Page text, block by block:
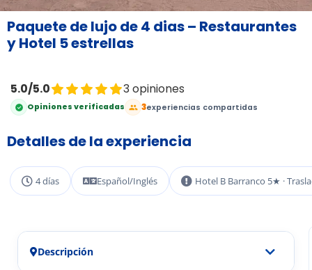
Paquete de lujo de 4 dias – Restaurantes
y Hotel 5 estrellas
5.0/5.0 3 opiniones
Opiniones verificadas 3experiencias compartidas
Detalles de la experiencia
4 días Español/Inglés Hotel B Barranco 5★ ·
Descripción